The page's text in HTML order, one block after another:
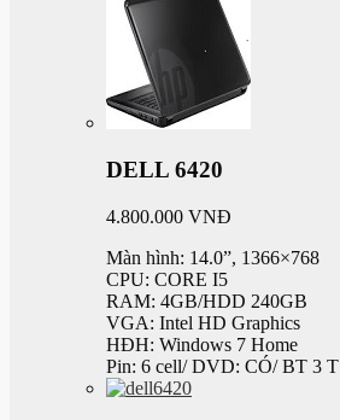
DELL 6420
4.800.000 VNĐ
Màn hình: 14.0”, 1366×768
CPU: CORE I5
RAM: 4GB/HDD 240GB
VGA: Intel HD Graphics
HĐH: Windows 7 Home
Pin: 6 cell/ DVD: CÓ/ BT 3 T